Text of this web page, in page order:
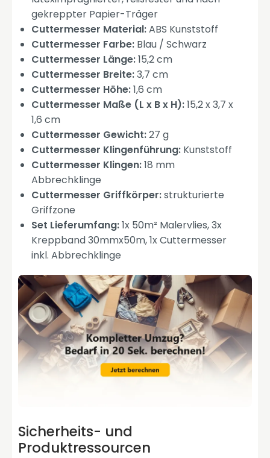
gekreppter Papier-Träger
Cuttermesser Material:ABS Kunststoff
Cuttermesser Farbe: Blau / Schwarz
Cuttermesser Länge:15,2 cm
Cuttermesser Breite:3,7 cm
Cuttermesser Höhe:1,6 cm
Cuttermesser Maße (L x B x H):15,2 x 3,7 x
1,6 cm
Cuttermesser Gewicht:27 g
Cuttermesser Klingenführung: Kunststoff
Cuttermesser Klingen:18 mm
Abbrechklinge
Cuttermesser Griffkörper:strukturierte
Griffzone
Set Lieferumfang:1x 50m² Malervlies, 3x
Kreppband 30mmx50m, 1x Cuttermesser
inkl. Abbrechklinge
Sicherheits- und
Produktressourcen